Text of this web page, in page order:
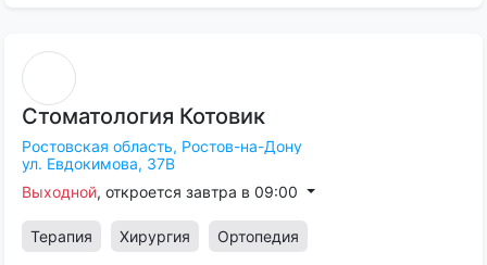
Стоматология Котовик
Ростовская область, Ростов-на-Дону
ул. Евдокимова, 37В
Выходной, откроется завтра в 09:00
Терапия Хирургия
Ортопедия